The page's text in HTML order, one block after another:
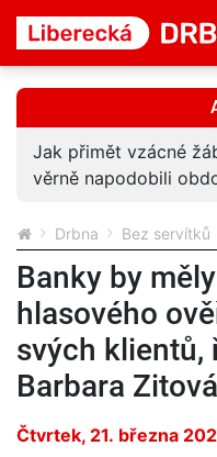
Novou motorku si užil
ho stála životvíce...
Drbna Bez servítků
Banky by
hlasového
svých klientů,
Barbara Zitová
Čtvrtek, 21. března